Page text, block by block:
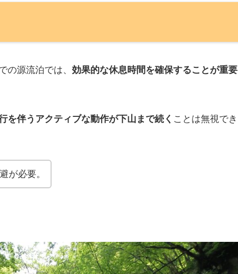
の源流泊では、 効果的な休息時間を確保することが重要
を伴うアクティブな動作が下山まで続く ことは無視でき
が必要。